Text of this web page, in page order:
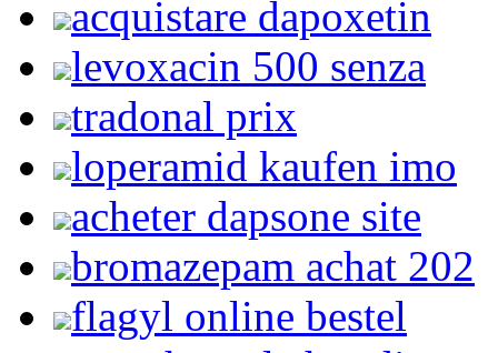
acquistare dapoxetin
levoxacin 500 senza
tradonal prix
loperamid kaufen imo
acheter dapsone site
bromazepam achat 202
flagyl online bestel